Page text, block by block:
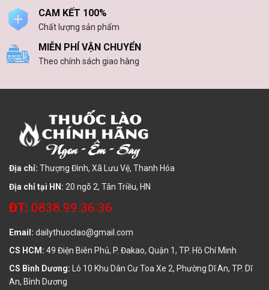
CAM KẾT 100%
Chất lượng sản phẩm
MIỄN PHÍ VẬN CHUYỂN
Theo chính sách giao hàng
Địa chỉ: Thượng Đình, Xã Lưu Vệ, Thanh Hóa
Địa chỉ tại HN: 20 ngõ 2, Tân Triều, HN
ĐT: 0838.99.36.36
Email: dailythuoclao@gmail.com
CS HCM: 49 Điện Biên Phủ, P. Đakao, Quận 1, TP. Hồ Chí Minh
CS Bình Dương: Lô 10 Khu Dân Cư Toa Xe 2, Phường Dĩ An, TP. Dĩ
An, Bình Dương